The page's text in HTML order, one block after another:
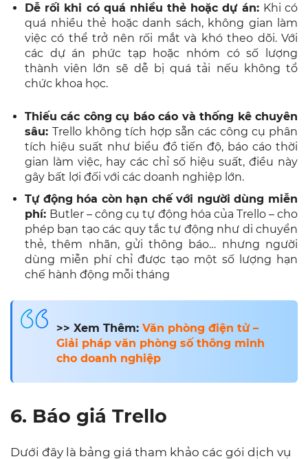
Dễ rối khi có quá nhiều thẻ hoặc dự án: Khi có
quá nhiều thẻ hoặc danh sách, không gian làm
việc có thể trở nên rối mắt và khó theo dõi. Với
các dự án phức tạp hoặc nhóm có số lượng
thành viên lớn sẽ dễ bị quá tải nếu không tổ
chức khoa học.
Thiếu các công cụ báo cáo và thống kê chuyên
sâu: Trello không tích hợp sẵn các công cụ phân
tích hiệu suất như biểu đồ tiến độ, báo cáo thời
gian làm việc, hay các chỉ số hiệu suất, điều này
gây bất lợi đối với các doanh nghiệp lớn.
Tự động hóa còn hạn chế với người dùng miễn
phí: Butler – công cụ tự động hóa của Trello – cho
phép bạn tạo các quy tắc tự động như di chuyển
thẻ, thêm nhãn, gửi thông báo… nhưng người
dùng miễn phí chỉ được tạo một số lượng hạn
chế hành động mỗi tháng
>> Xem Thêm: Văn phòng điện tử –
Giải pháp văn phòng số thông minh
cho doanh nghiệp
6. Báo giá Trello
Dưới đây là bảng giá tham khảo các gói dịch vụ